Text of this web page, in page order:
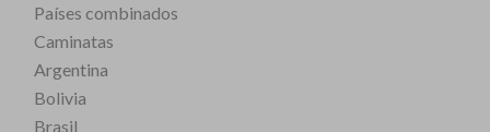
Países combinados
Caminatas
Argentina
Bolivia
Brasil